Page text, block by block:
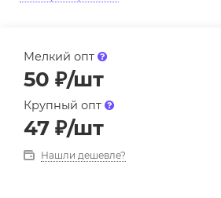
Мелкий опт
50 ₽/шт
Крупный опт
47 ₽/шт
Нашли дешевле?